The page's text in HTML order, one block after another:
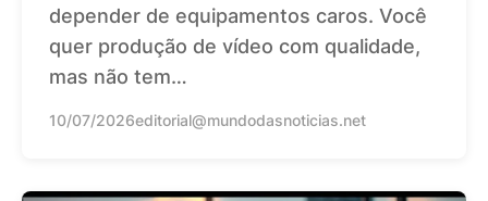
depender de equipamentos caros. Você
quer produção de vídeo com qualidade,
mas não tem…
10/07/2026editorial@mundodasnoticias.net